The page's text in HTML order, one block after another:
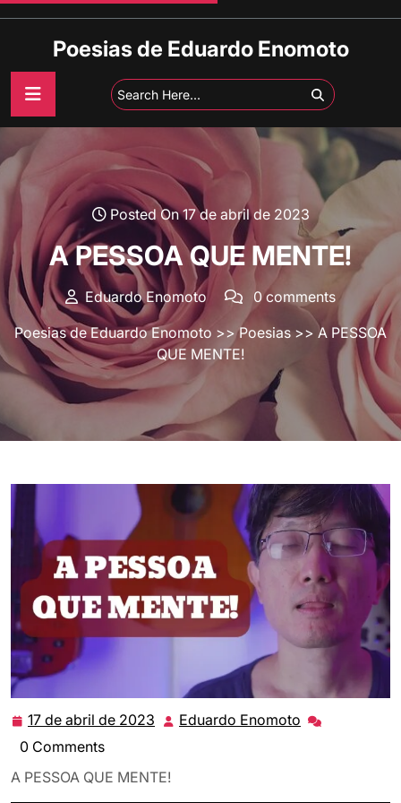
Poesias de Eduardo Enomoto
Posted On 17 de abril de 2023
A PESSOA QUE MENTE!
Eduardo Enomoto
0 comments
Poesias de Eduardo Enomoto >>Poesias >> A PESSOA
QUE MENTE!
17 de abril de 2023 17
de
Eduardo Enomoto Eduardo
0 Comments
A PESSOA QUE MENTE!